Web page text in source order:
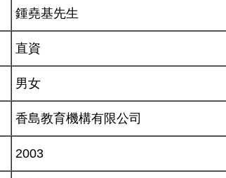
鍾堯基先生
直資
男女
香島教育機構有限公司
2003